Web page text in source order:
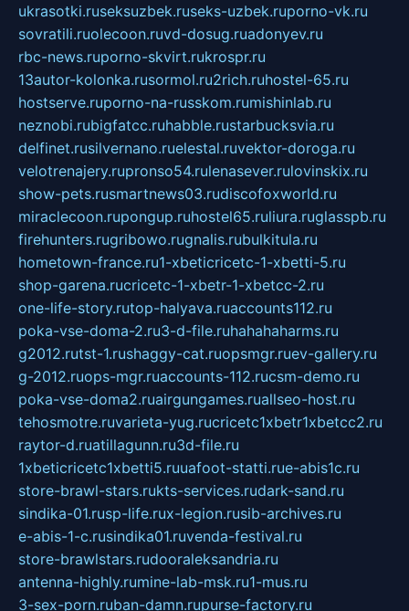
ukrasotki.ruseksuzbek.ruseks-uzbek.ruporno-vk.ru
sovratili.ruolecoon.ruvd-dosug.ruadonyev.ru
rbc-news.ruporno-skvirt.rukrospr.ru
13autor-kolonka.rusormol.ru2rich.ruhostel-65.ru
hostserve.ruporno-na-russkom.rumishinlab.ru
neznobi.rubigfatcc.ruhabble.rustarbucksvia.ru
delfinet.rusilvernano.ruelestal.ruvektor-doroga.ru
velotrenajery.rupronso54.rulenasever.rulovinskix.ru
show-pets.rusmartnews03.rudiscofoxworld.ru
miraclecoon.rupongup.ruhostel65.ruliura.ruglasspb.ru
firehunters.rugribowo.rugnalis.rubulkitula.ru
hometown-france.ru1-xbeticricetc-1-xbetti-5.ru
shop-garena.rucricetc-1-xbetr-1-xbetcc-2.ru
one-life-story.rutop-halyava.ruaccounts112.ru
poka-vse-doma-2.ru3-d-file.ruhahahaharms.ru
g2012.rutst-1.rushaggy-cat.ruopsmgr.ruev-gallery.ru
g-2012.ruops-mgr.ruaccounts-112.rucsm-demo.ru
poka-vse-doma2.ruairgungames.ruallseo-host.ru
tehosmotre.ruvarieta-yug.rucricetc1xbetr1xbetcc2.ru
raytor-d.ruatillagunn.ru3d-file.ru
1xbeticricetc1xbetti5.ruuafoot-statti.rue-abis1c.ru
store-brawl-stars.rukts-services.rudark-sand.ru
sindika-01.rusp-life.rux-legion.rusib-archives.ru
e-abis-1-c.rusindika01.ruvenda-festival.ru
store-brawlstars.rudooraleksandria.ru
antenna-highly.rumine-lab-msk.ru1-mus.ru
3-sex-porn.ruban-damn.rupurse-factory.ru